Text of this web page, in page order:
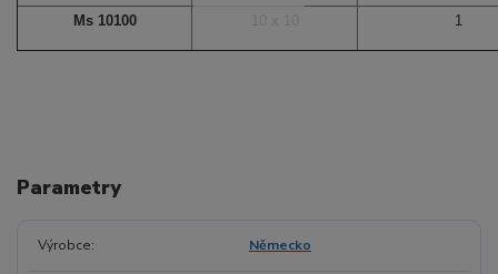
Ms 10100 1
Parametry
Výrobce Německo